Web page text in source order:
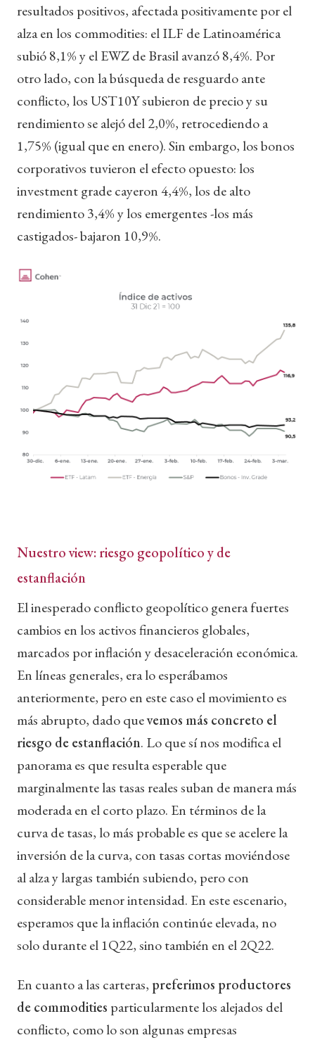
resultados positivos, afectada positivamente por el
alza en los commodities: el ILF de Latinoamérica
subió 8,1% y el EWZ de Brasil avanzó 8,4%. Por
otro lado, con la búsqueda de resguardo ante
conflicto, los UST10Y subieron de precio y su
rendimiento se alejó del 2,0%, retrocediendo a
1,75% (igual que en enero). Sin embargo, los bonos
corporativos tuvieron el efecto opuesto: los
investment grade cayeron 4,4%, los de alto
rendimiento 3,4% y los emergentes -los más
castigados- bajaron 10,9%.
Nuestro view: riesgo geopolítico y de
estanflación
El inesperado conflicto geopolítico genera fuertes
cambios en los activos financieros globales,
marcados por inflación y desaceleración económica.
En líneas generales, era lo esperábamos
anteriormente, pero en este caso el movimiento es
más abrupto, dado quevemos más concreto el
riesgo de estanflación. Lo que sí nos modifica el
panorama es que resulta esperable que
marginalmente las tasas reales suban de manera más
moderada en el corto plazo. En términos de la
curva de tasas, lo más probable es que se acelere la
inversión de la curva, con tasas cortas moviéndose
al alza y largas también subiendo, pero con
considerable menor intensidad. En este escenario,
esperamos que la inflación continúe elevada, no
solo durante el 1Q22, sino también en el 2Q22.
En cuanto a las carteras, preferimos productores
de commodities particularmente los alejados del
conflicto, como lo son algunas empresas